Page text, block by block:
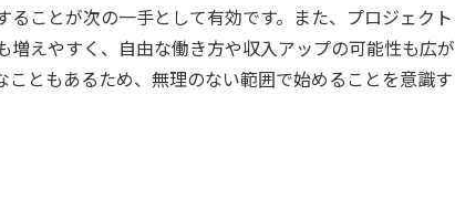
ことが次の一手として有効です。また、プロジェクト
えやすく、自由な働き方や収入アップの可能性も広が
ともあるため、無理のない範囲で始めることを意識す